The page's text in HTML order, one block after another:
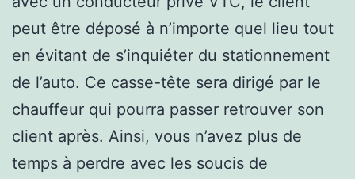
peut être déposé à n’importe quel lieu tout
en évitant de s’inquiéter du stationnement
de l’auto. Ce casse-tête sera dirigé par le
chauffeur qui pourra passer retrouver son
client après. Ainsi, vous n’avez plus de
temps à perdre avec les soucis de